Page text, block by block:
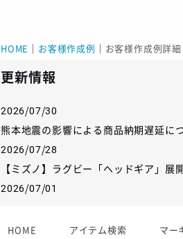
HOME お客様作成例 お客様作成例詳細
更新情報
2026/07/30
熊本地震の影響による商品納期遅延に
2026/07/28
【ミズノ】ラグビー「ヘッドギア」展
2026/07/01
2026/06/09
HOME アイテム検索 マー